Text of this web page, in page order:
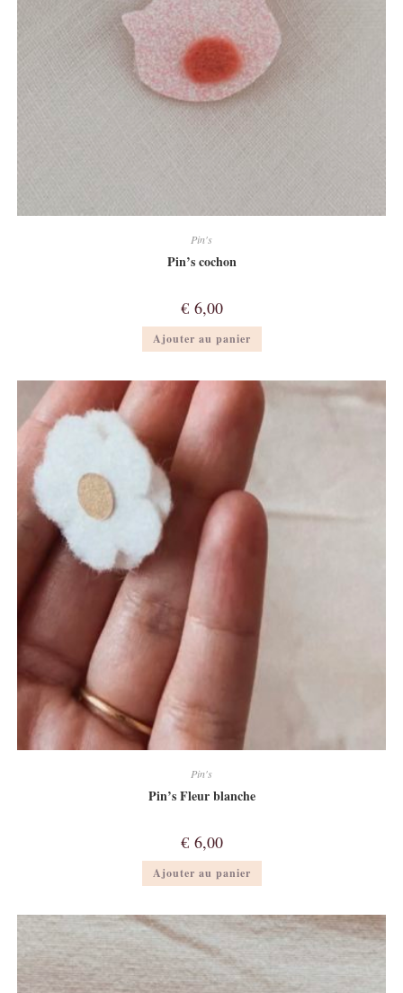
Pin's
Pin’s cochon
€6,00
Ajouter au panier
Pin's
Pin’s Fleur blanche
€6,00
Ajouter au panier